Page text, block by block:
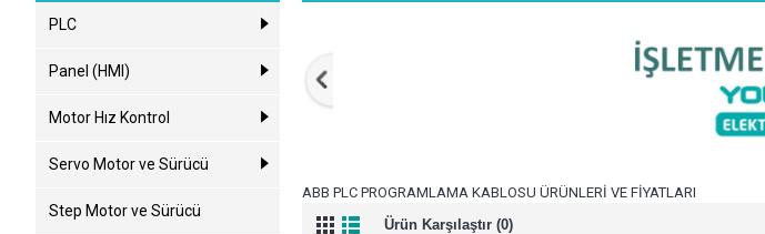
PLC
Panel (HMI)
Motor Hız Kontrol
Servo Motor ve Sürücü
Step Motor ve Sürücü
ABB PLC PROGRAMLAMA KABLOSU ÜRÜNLERİ VE FİYATLARI
Ürün Karşılaştır (0)